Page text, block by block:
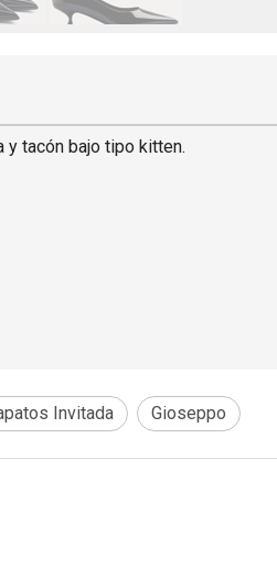
y tacón bajo tipo kitten.
Invitada Gioseppo